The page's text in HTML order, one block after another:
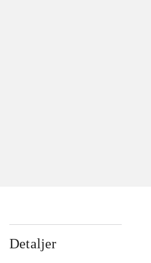
Detaljer